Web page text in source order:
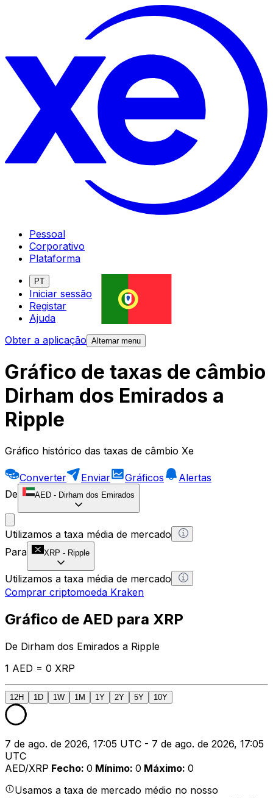
Pessoal
Corporativo
Plataforma
PT
Iniciar sessão
Registar
Ajuda
Obter a aplicação Alternar menu
Gráfico de taxas de câmbio
Dirham dos Emirados a
Ripple
Gráfico histórico das taxas de câmbio Xe
Converter Enviar Gráficos
Alertas
De
AED - Dirham dos Emirados
Utilizamos a taxa média de mercado
Para
XRP - Ripple
Utilizamos a taxa média de mercado
Comprar criptomoeda Kraken
Gráfico de AED para XRP
De Dirham dos Emirados a Ripple
1 AED = 0 XRP
12H 1D 1W 1M 1Y 2Y 5Y 10Y
7 de ago. de 2026, 17:05 UTC - 7 de ago. de 2026, 17:05
UTC
AED/XRP Fecho: 0 Mínimo: 0 Máximo: 0
Usamos a taxa de mercado médio no nosso